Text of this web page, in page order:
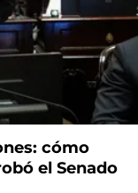
cómo
el Senado